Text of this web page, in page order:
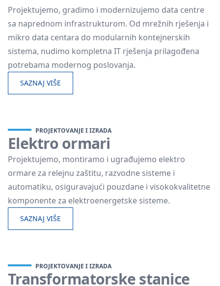
Projektujemo, gradimo i modernizujemo data centre
sa naprednom infrastrukturom. Od mrežnih rješenja i
mikro data centara do modularnih kontejnerskih
sistema, nudimo kompletna IT rješenja prilagođena
potrebama modernog poslovanja.
SAZNAJ VIŠE
PROJEKTOVANJE I IZRADA
Elektro ormari
Projektujemo, montiramo i ugrađujemo elektro
ormare za relejnu zaštitu, razvodne sisteme i
automatiku, osiguravajući pouzdane i visokokvalitetne
komponente za elektroenergetske sisteme.
SAZNAJ VIŠE
PROJEKTOVANJE I IZRADA
Transformatorske stanice